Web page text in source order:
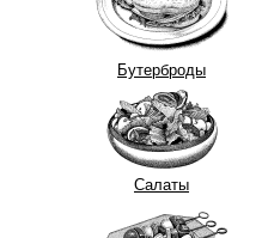
Бутерброды
Салаты